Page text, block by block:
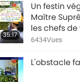
35:17
Un festin
Maître
les chefs
à Taïwan
6434Vues
L'obstacle